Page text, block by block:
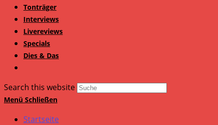
Tonträger
Interviews
Livereviews
Specials
Dies & Das
Search this website
Menü Schließen
Startseite